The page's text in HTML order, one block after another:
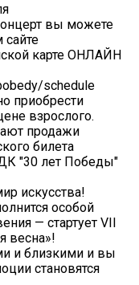
вы можете
карте ОНЛАЙН
schedule
взрослого.
продажи
билета
"30 лет Победы"
искусства!
особой
— стартует VII
весна»!
и близкими и вы
становятся